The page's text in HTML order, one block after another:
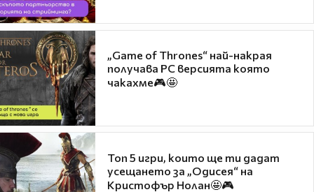
„Game of Thrones“ най-накрая
получава PC версията която
чакахме🎮🤩
Топ 5 игри, които ще ти дадат
усещането за „Одисея“ на
Кристофър Нолан🤩🎮